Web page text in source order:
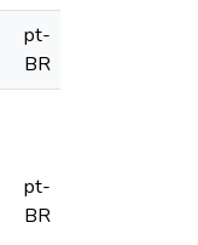
pt-
BR
pt-
BR